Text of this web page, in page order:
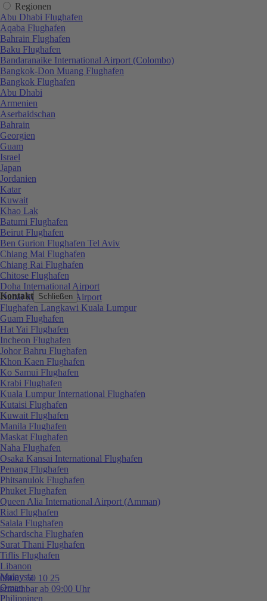
Kontakt Schließen
0800 / 50 10 25
erreichbar ab 09:00 Uhr
Regionen
Abu Dhabi Flughafen
Aqaba Flughafen
Bahrain Flughafen
Baku Flughafen
Bandaranaike International Airport (Colombo)
Bangkok-Don Muang Flughafen
Bangkok Flughafen
Abu Dhabi
Armenien
Aserbaidschan
Bahrain
Georgien
Guam
Israel
Japan
Jordanien
Katar
Kuwait
Khao Lak
Batumi Flughafen
Beirut Flughafen
Ben Gurion Flughafen Tel Aviv
Chiang Mai Flughafen
Chiang Rai Flughafen
Chitose Flughafen
Doha International Airport
Dubai International Airport
Flughafen Langkawi Kuala Lumpur
Guam Flughafen
Hat Yai Flughafen
Incheon Flughafen
Johor Bahru Flughafen
Khon Kaen Flughafen
Ko Samui Flughafen
Krabi Flughafen
Kuala Lumpur International Flughafen
Kutaisi Flughafen
Kuwait Flughafen
Manila Flughafen
Maskat Flughafen
Naha Flughafen
Osaka Kansai International Flughafen
Penang Flughafen
Phitsanulok Flughafen
Phuket Flughafen
Queen Alia International Airport (Amman)
Riad Flughafen
Salala Flughafen
Schardscha Flughafen
Surat Thani Flughafen
Tiflis Flughafen
Libanon
Malaysia
Oman
Philippinen